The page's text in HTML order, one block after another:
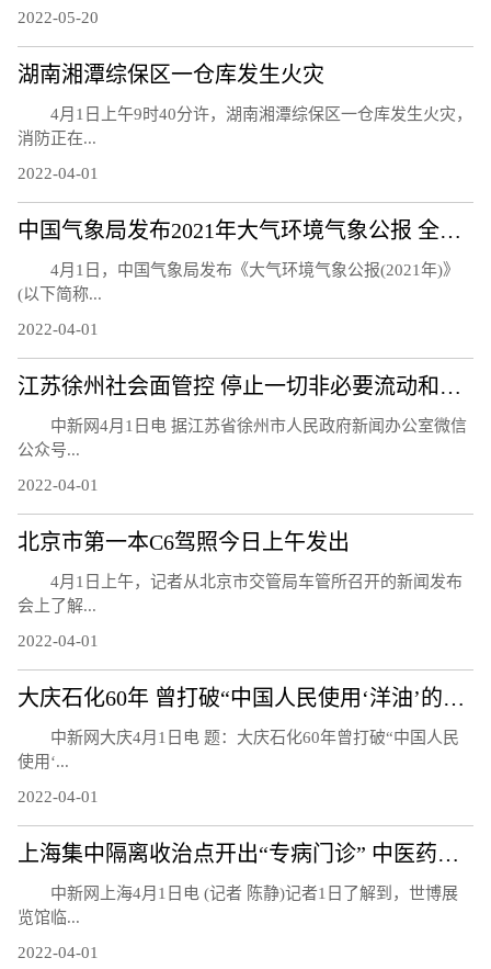
2022-05-20
湖南湘潭综保区一仓库发生火灾
4月1日上午9时40分许，湖南湘潭综保区一仓库发生火灾，
消防正在...
2022-04-01
中国气象局发布2021年大气环境气象公报 全国大气环境继续改善
4月1日，中国气象局发布《大气环境气象公报(2021年)》
(以下简称...
2022-04-01
江苏徐州社会面管控 停止一切非必要流动和活动
中新网4月1日电 据江苏省徐州市人民政府新闻办公室微信
公众号...
2022-04-01
北京市第一本C6驾照今日上午发出
4月1日上午，记者从北京市交管局车管所召开的新闻发布
会上了解...
2022-04-01
大庆石化60年 曾打破“中国人民使用‘洋油’的时代”
中新网大庆4月1日电 题：大庆石化60年曾打破“中国人民
使用‘...
2022-04-01
上海集中隔离收治点开出“专病门诊” 中医药技术方法融入救治
中新网上海4月1日电 (记者 陈静)记者1日了解到，世博展
览馆临...
2022-04-01